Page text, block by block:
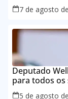
7 de agosto
Deputado
para todos
Maranhão
5 de agosto